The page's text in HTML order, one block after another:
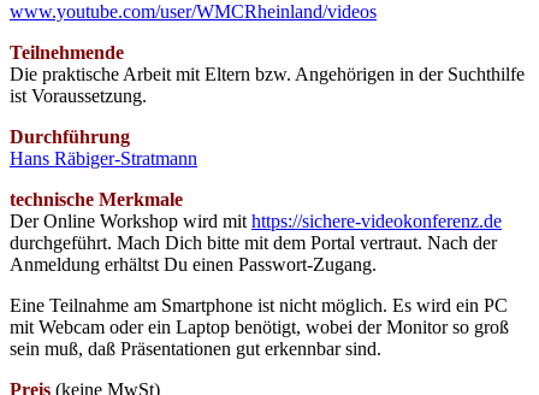
www.youtube.com/user/WMCRheinland/videos
Teilnehmende
Die praktische Arbeit mit Eltern bzw. Angehörigen in der Suchthilfe
ist Voraussetzung.
Durchführung
Hans Räbiger-Stratmann
technische Merkmale
Der Online Workshop wird mithttps://sichere-videokonferenz.de
durchgeführt. Mach Dich bitte mit dem Portal vertraut. Nach der
Anmeldung erhältst Du einen Passwort-Zugang.
Eine Teilnahme am Smartphone ist nicht möglich. Es wird ein PC
mit Webcam oder ein Laptop benötigt, wobei der Monitor so groß
sein muß, daß Präsentationen gut erkennbar sind.
Preis (keine MwSt)